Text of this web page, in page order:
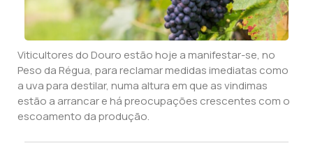
Viticultores do Douro estão hoje a manifestar-se, no
Peso da Régua, para reclamar medidas imediatas como
a uva para destilar, numa altura em que as vindimas
estão a arrancar e há preocupações crescentes com o
escoamento da produção.